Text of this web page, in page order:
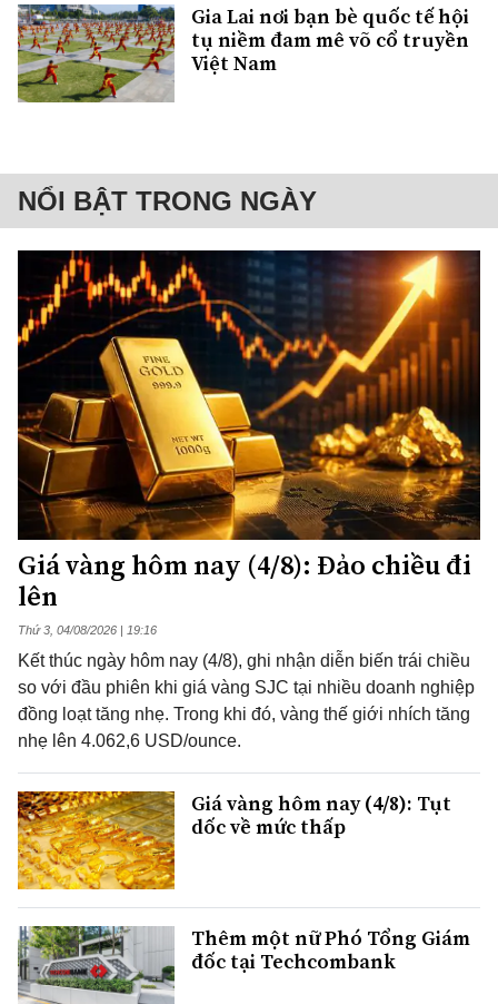
Gia Lai nơi bạn bè quốc tế hội
tụ niềm đam mê võ cổ truyền
Việt Nam
NỔI BẬT TRONG NGÀY
Giá vàng hôm nay (4/8): Đảo chiều đi
lên
Thứ 3, 04/08/2026 | 19:16
Kết thúc ngày hôm nay (4/8), ghi nhận diễn biến trái chiều
so với đầu phiên khi giá vàng SJC tại nhiều doanh nghiệp
đồng loạt tăng nhẹ. Trong khi đó, vàng thế giới nhích tăng
nhẹ lên 4.062,6 USD/ounce.
Giá vàng hôm nay (4/8): Tụt
dốc về mức thấp
Thêm một nữ Phó Tổng Giám
đốc tại Techcombank